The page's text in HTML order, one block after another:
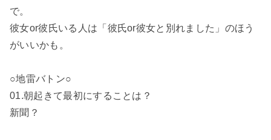
で。
彼女or彼氏いる人は「彼氏or彼女と別れました」のほう
がいいかも。
○地雷バトン○
01.朝起きて最初にすることは？
新聞？